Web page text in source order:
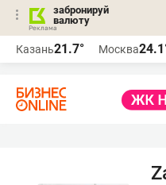
забронируй
валюту
Казань21.7° Москва